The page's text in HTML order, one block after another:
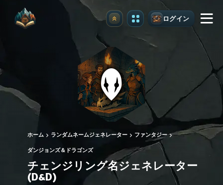
アップグレード ログイン
ホーム ランダムネームジェネレーター ファンタジー
ダンジョンズ＆ドラゴンズ
チェンジリング名ジェネレーター
(D&D)